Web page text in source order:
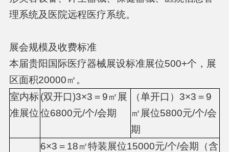
理系统及医院远程医疗系统。
展会规模及收费标准
本届贵阳国际医疗器械展设标准展位500+个，展
区面积20000㎡。
室内标
准展位
(双开口)3×3＝9㎡展
位6800元/个/会期
（单开口）3×3＝9
㎡展位5800元/个/会
期
6×3＝18㎡特装展位15000元/个/会期（含